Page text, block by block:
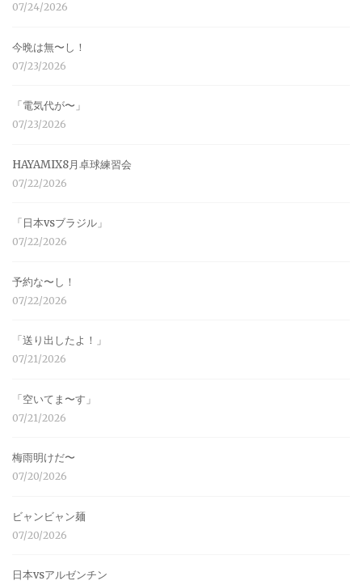
07/24/2026
今晩は無〜し！
07/23/2026
「電気代が〜」
07/23/2026
HAYAMIX8月卓球練習会
07/22/2026
「日本vsブラジル」
07/22/2026
予約な〜し！
07/22/2026
「送り出したよ！」
07/21/2026
「空いてま〜す」
07/21/2026
梅雨明けだ〜
07/20/2026
ビャンビャン麺
07/20/2026
日本vsアルゼンチン